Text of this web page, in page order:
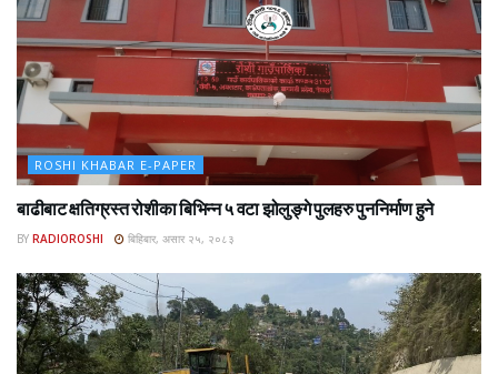
ROSHI KHABAR E-PAPER
बाढीबाट क्षतिग्रस्त रोशीका बिभिन्न ५ वटा झोलुङ्गे पुलहरु पुननिर्माण हुने
BY RADIOROSHI बिहिबार, असार २५, २०८३